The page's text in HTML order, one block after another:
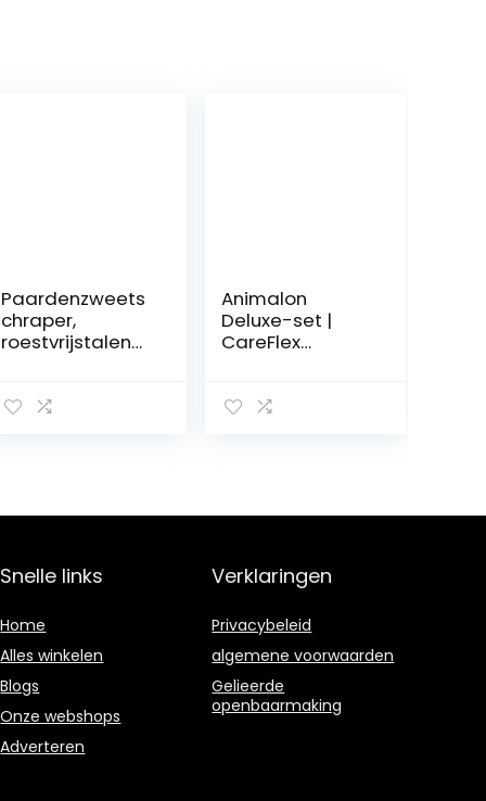
Paardenzweets
chraper,
roestvrijstalen
paardenverzorg
met houten
Animalon
Deluxe-set |
CareFlex
strrepen,
manen- en
borstelset
Snelle links
Home
Alles winkelen
Blogs
Onze webshops
Adverteren
Verklaringen
Privacybeleid
algemene voorwaarden
Gelieerde
openbaarmaking